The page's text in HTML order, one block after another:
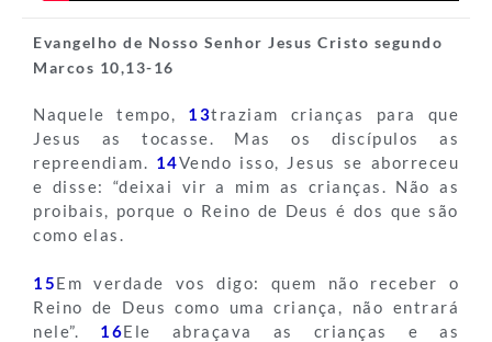
Evangelho de Nosso Senhor Jesus Cristo segundo
Marcos 10,13-16
Naquele tempo, 13traziam crianças para que
Jesus as tocasse. Mas os discípulos as
repreendiam. 14Vendo isso, Jesus se aborreceu
e disse: “deixai vir a mim as crianças. Não as
proibais, porque o Reino de Deus é dos que são
como elas.
15Em verdade vos digo: quem não receber o
Reino de Deus como uma criança, não entrará
nele”. 16Ele abraçava as crianças e as